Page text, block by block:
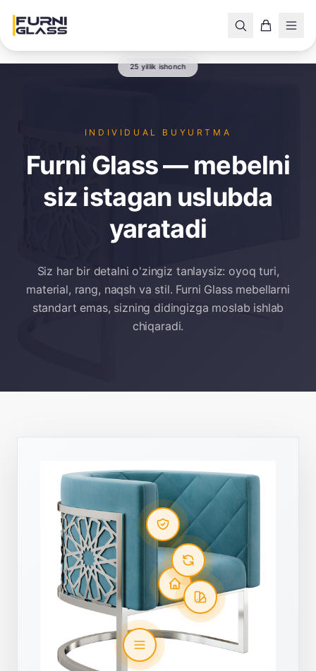
25 yillik ishonch
INDIVIDUAL BUYURTMA
Furni Glass — mebelni
siz istagan uslubda
yaratadi
Siz har bir detalni o'zingiz tanlaysiz: oyoq turi,
material, rang, naqsh va stil. Furni Glass mebellarni
standart emas, sizning didingizga moslab ishlab
chiqaradi.